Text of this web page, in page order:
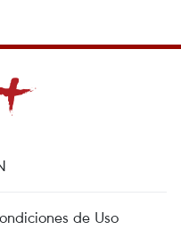
de Uso